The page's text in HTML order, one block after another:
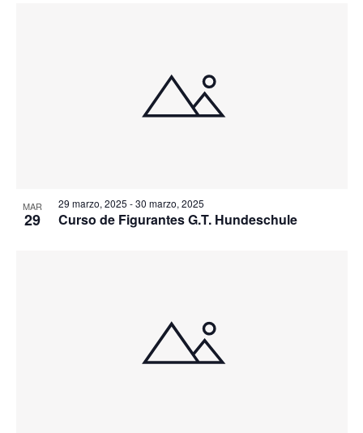
MAR
29
29 marzo, 2025 -30 marzo, 2025
Curso de Figurantes G.T. Hundeschule